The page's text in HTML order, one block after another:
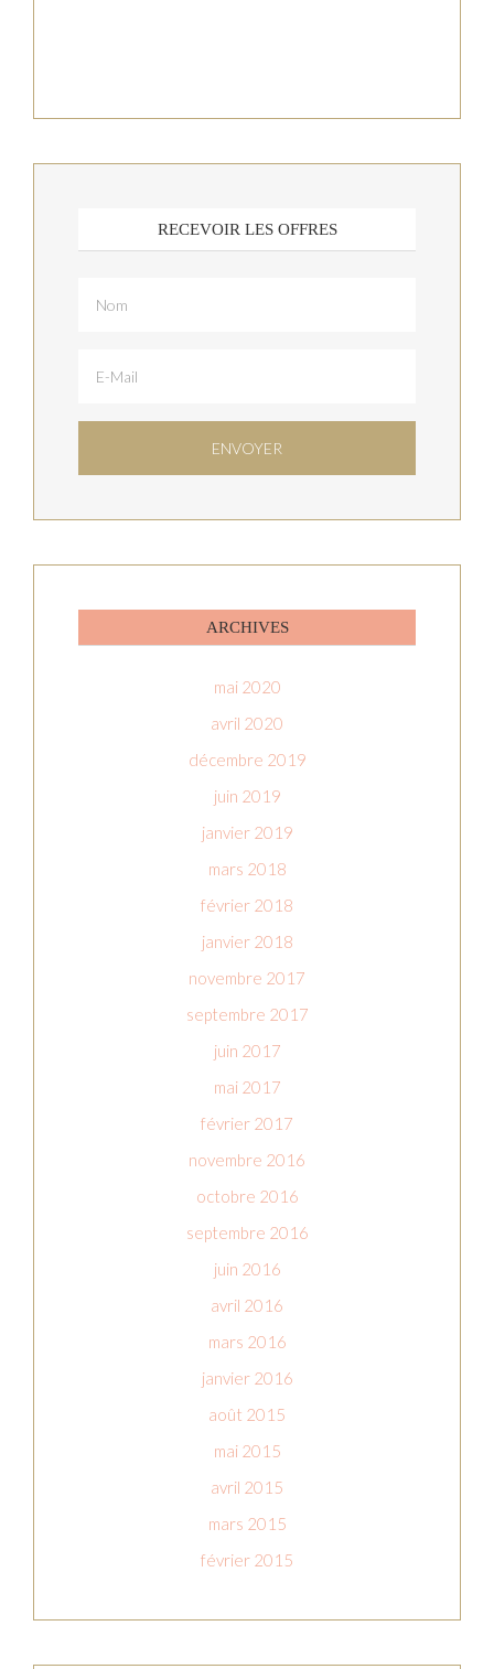
RECEVOIR LES OFFRES
ARCHIVES
mai 2020
avril 2020
décembre 2019
juin 2019
janvier 2019
mars 2018
février 2018
janvier 2018
novembre 2017
septembre 2017
juin 2017
mai 2017
février 2017
novembre 2016
octobre 2016
septembre 2016
juin 2016
avril 2016
mars 2016
janvier 2016
août 2015
mai 2015
avril 2015
mars 2015
février 2015